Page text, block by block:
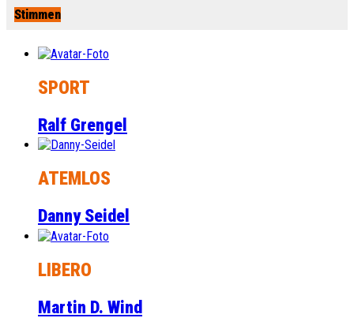
Stimmen
SPORT
Ralf Grengel
ATEMLOS
Danny Seidel
LIBERO
Martin D. Wind